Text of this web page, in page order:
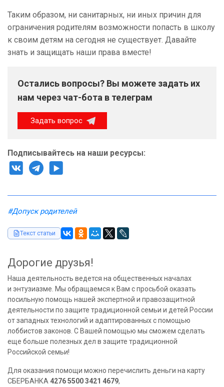
Таким образом, ни санитарных, ни иных причин для
ограничения родителям возможности попасть в школу
к своим детям на сегодня не существует. Давайте
знать и защищать наши права вместе!
Остались вопросы? Вы можете задать их
нам через чат-бота в телеграм
Задать вопрос
Подписывайтесь на наши ресурсы:
#Допуск родителей
Текст статьи
Дорогие друзья!
Наша деятельность ведется на общественных началах
и энтузиазме. Мы обращаемся к Вам с просьбой оказать
посильную помощь нашей экспертной и правозащитной
деятельности по защите традиционной семьи и детей России
от западных технологий и адаптированных с помощью
лоббистов законов. С Вашей помощью мы сможем сделать
еще больше полезных дел в защите традиционной
Российской семьи!
Для оказания помощи можно перечислить деньги на карту
СБЕРБАНКА 4276 5500 3421 4679,